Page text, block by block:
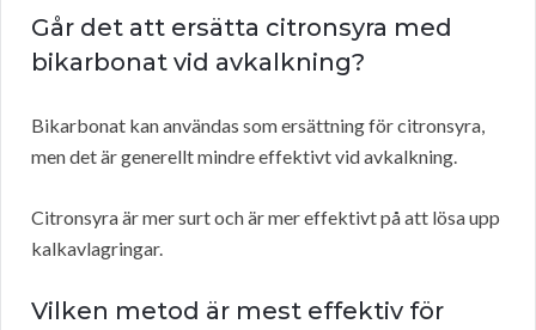
Går det att ersätta citronsyra med
bikarbonat vid avkalkning?
Bikarbonat kan användas som ersättning för citronsyra,
men det är generellt mindre effektivt vid avkalkning.
Citronsyra är mer surt och är mer effektivt på att lösa upp
kalkavlagringar.
Vilken metod är mest effektiv för